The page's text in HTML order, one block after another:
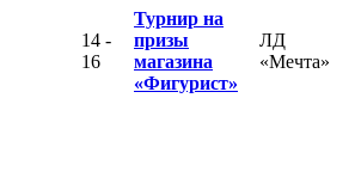
14 -
16
Турнир на
призы
магазина
«Фигурист»
ЛД
«Мечта»